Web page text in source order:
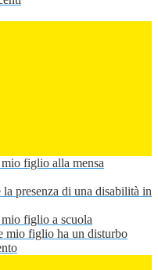
figlio alla mensa
presenza di una disabilità in
figlio a scuola
mio figlio ha un disturbo